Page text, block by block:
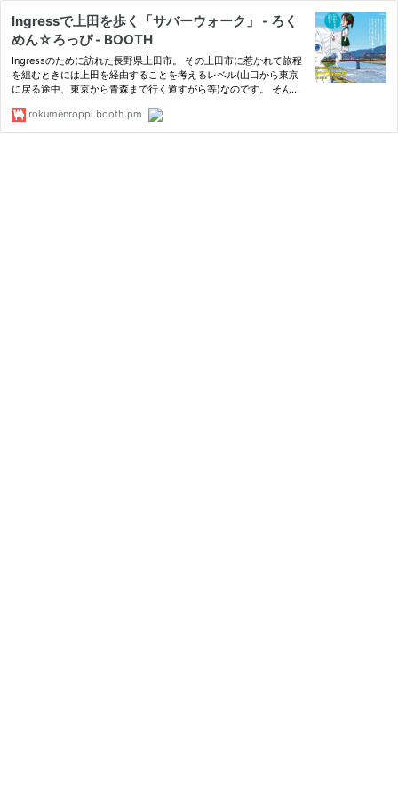
Ingressで上田を歩く「サバーウォーク」 - ろく
めん☆ろっぴ - BOOTH
Ingressのために訪れた長野県上田市。 その上田市に惹かれて旅程
を組むときには上田を経由することを考えるレベル(山口から東京
に戻る途中、東京から青森まで行く道すがら等)なのです。 そんな
また、細田守監督作品「サマーウォーズ」の舞台も上田市であり
ま…
rokumenroppi.booth.pm